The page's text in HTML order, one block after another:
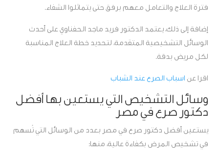
فترة العلاج والتعامل معهم برفق حتى يتماثلوا الشفاء.
إضافة إلى ذلك، يعتمد الدكتور فريد ماجد الحفناوي على أحدث
الوسائل التشخيصية المتقدمة، لتحديد خطة العلاج المناسبة
لكل مريض بدقة.
اقرا عن اسباب الصرع عند الشباب
وسائل التشخيص التي يستعين بها أفضل
دكتور صرع في مصر
يستعين أفضل دكتور صرع في مصر بعدد من الوسائل التي تُسهم
في تشخيص المرض بكفاءة عالية، منها: